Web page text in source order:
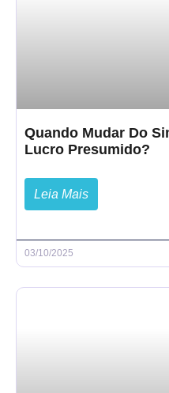
Quando Mudar Do
Lucro Presumido?
Leia Mais
03/10/2025